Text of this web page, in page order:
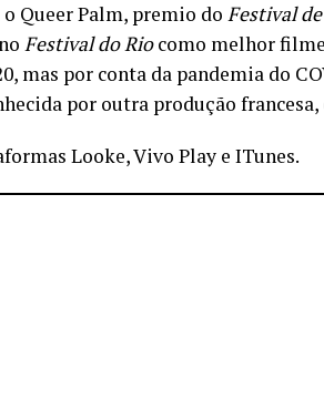
Queer Palm, premio do Festival
Festival do Riocomo melhor
mas por conta da pandemia do
por outra produção
Looke, Vivo Play e ITunes.